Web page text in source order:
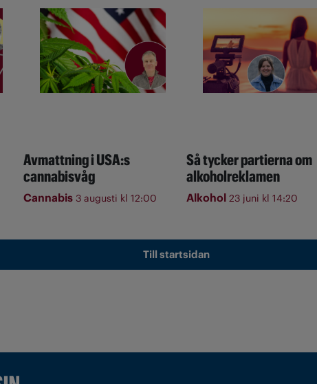
Avmattning i USA:s
cannabisvåg
Cannabis 3 augusti kl 12:00
Så tycker partierna om
alkoholreklamen
Alkohol 23 juni kl 14:20
Till startsidan